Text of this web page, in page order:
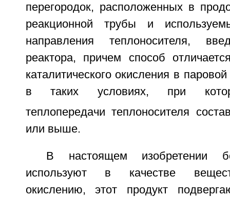
перегородок, расположенных в
реакционной трубы и
направления теплоносителя,
реактора, причем способ
каталитического окисления в
в таких условиях, при
теплопередачи теплоносителя
или выше.
В настоящем изобретении
используют в качестве
окислению, этот продукт